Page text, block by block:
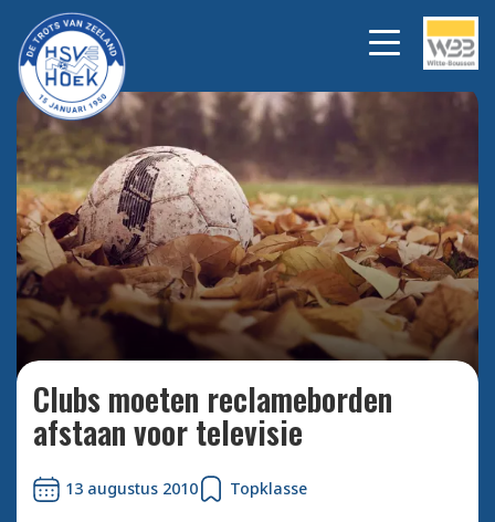
Bekijk alle foto's
Clubs moeten reclameborden
afstaan voor televisie
13 augustus 2010 Topklasse